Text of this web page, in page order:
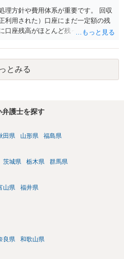
理方針や費用体系が重要です。 回収
利用された）口座にまだ一定額の残
口座残高がほとんど残っていない場
金先口座の口座凍結時の残高を把握
込め詐欺救済法で口座凍結された口
れますが、公告までには口座凍結か
しろその前に弁護士会照会を行って
。 残高が乏しい口座開設者に対して
理由に内容証明郵便を送ったり提
に困って口座を譲渡した人も多
るでしょう。なお、近時は、副業
アクセス等による口座情報を盗取
の過失責任を問うことが微妙な事
動いている可能性が高いというこ
害者に先んじて回収できるか、そ
ができるかどうかが重要になりま
満了前に仮差押えや差押えをしてし
、振り込め詐欺救済法の規定では、
に被害者が預金の仮差押えや差押
とみる
護士を探す
田県 山形県 福島県
茨城県 栃木県 群馬県
山県 福井県
良県 和歌山県